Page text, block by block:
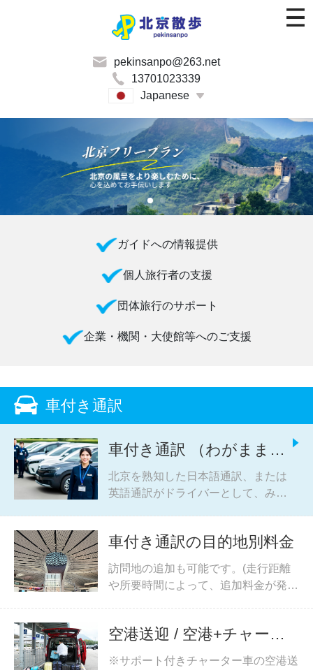
pekinsanpo@263.net
13701023339
Japanese
ガイドへの情報提供
個人旅行者の支援
団体旅行のサポート
企業・機関・大使館等へのご支援
車付き通訳
車付き通訳 （わがままチ
ャーター）
北京を熟知した日本語通訳、または
英語通訳がドライバーとして、みな
車付き通訳の目的地別料金
訪問地の追加も可能です。(走行距離
や所要時間によって、追加料金が発生
空港送迎 / 空港+チャータ
ー
※サポート付きチャーター車の空港送